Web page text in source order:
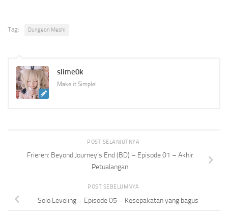
Tag: Dungeon Meshi
slime0k
Make it Simple!
POST SELANJUTNYA
Frieren: Beyond Journey’s End (BD) – Episode 01 – Akhir
Petualangan
POST SEBELUMNYA
Solo Leveling – Episode 05 – Kesepakatan yang bagus